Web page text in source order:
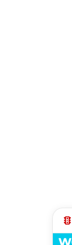
traffic